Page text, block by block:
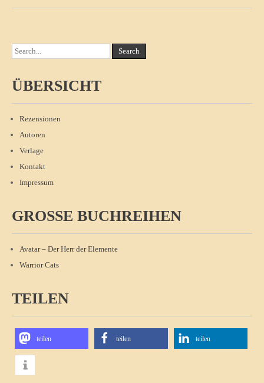
ÜBERSICHT
Rezensionen
Autoren
Verlage
Kontakt
Impressum
GROSSE BUCHREIHEN
Avatar – Der Herr der Elemente
Warrior Cats
TEILEN
teilen teilen teilen